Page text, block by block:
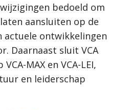
bedoeld om
aansluiten op de
actuele ontwikkelingen
Daarnaast sluit VCA
MAX en VCA-LEI,
en leiderschap